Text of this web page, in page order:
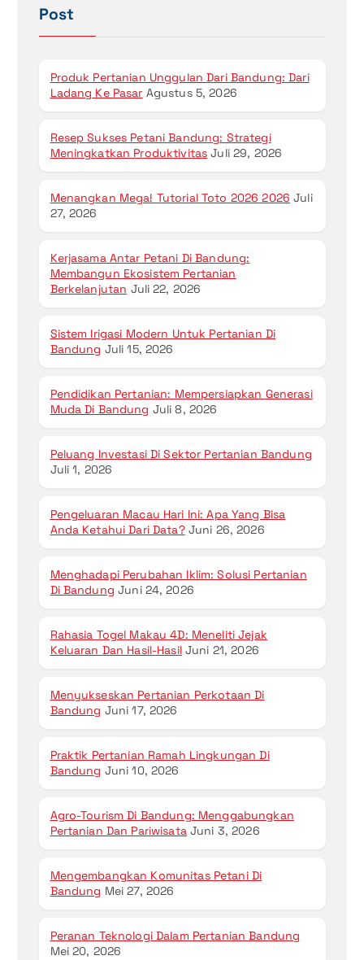
Post
Produk Pertanian Unggulan Dari Bandung: Dari
Ladang Ke Pasar Agustus 5, 2026
Resep Sukses Petani Bandung: Strategi
Meningkatkan Produktivitas Juli 29, 2026
Menangkan Mega! Tutorial Toto 2026 2026 Juli
27, 2026
Kerjasama Antar Petani Di Bandung:
Membangun Ekosistem Pertanian
Berkelanjutan Juli 22, 2026
Sistem Irigasi Modern Untuk Pertanian Di
Bandung Juli 15, 2026
Pendidikan Pertanian: Mempersiapkan Generasi
Muda Di Bandung Juli 8, 2026
Peluang Investasi Di Sektor Pertanian Bandung
Juli 1, 2026
Pengeluaran Macau Hari Ini: Apa Yang Bisa
Anda Ketahui Dari Data? Juni 26, 2026
Menghadapi Perubahan Iklim: Solusi Pertanian
Di Bandung Juni 24, 2026
Rahasia Togel Makau 4D: Meneliti Jejak
Keluaran Dan Hasil-Hasil Juni 21, 2026
Menyukseskan Pertanian Perkotaan Di
Bandung Juni 17, 2026
Praktik Pertanian Ramah Lingkungan Di
Bandung Juni 10, 2026
Agro-Tourism Di Bandung: Menggabungkan
Pertanian Dan Pariwisata Juni 3, 2026
Mengembangkan Komunitas Petani Di
Bandung Mei 27, 2026
Peranan Teknologi Dalam Pertanian Bandung
Mei 20, 2026